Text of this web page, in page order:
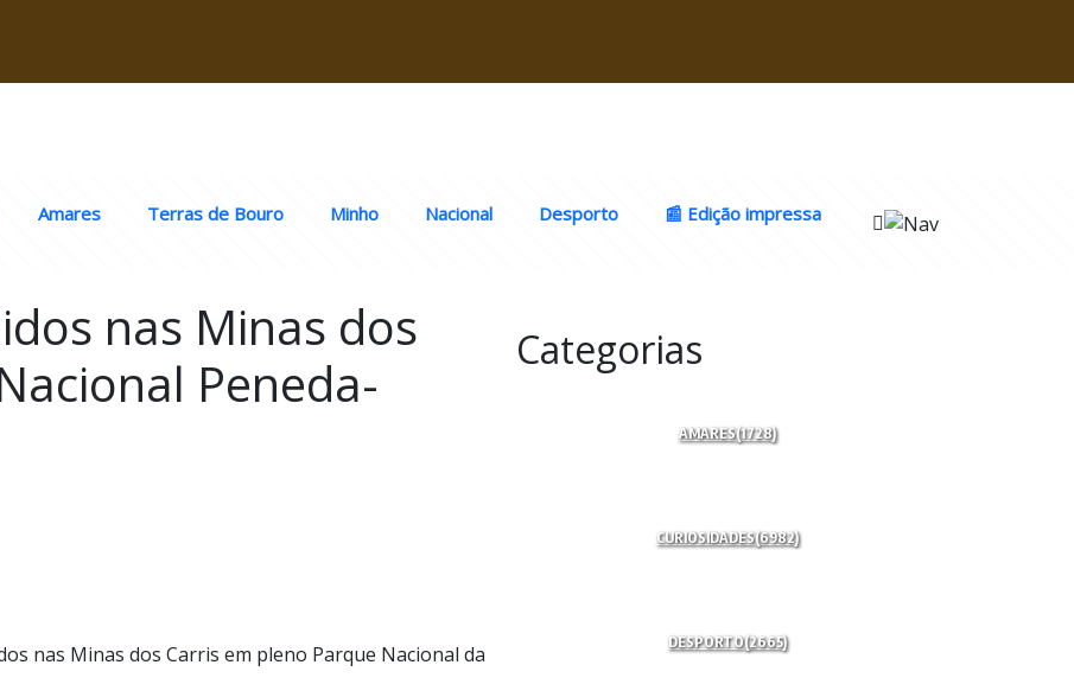
Amares Terras de Bouro Minho Nacional Desporto 📰 Edição impressa
nas Minas dos
Peneda-
nas Minas dos Carris em pleno Parque Nacional da
Categorias
AMARES(1728)
CURIOSIDADES(6982)
DESPORTO(2665)